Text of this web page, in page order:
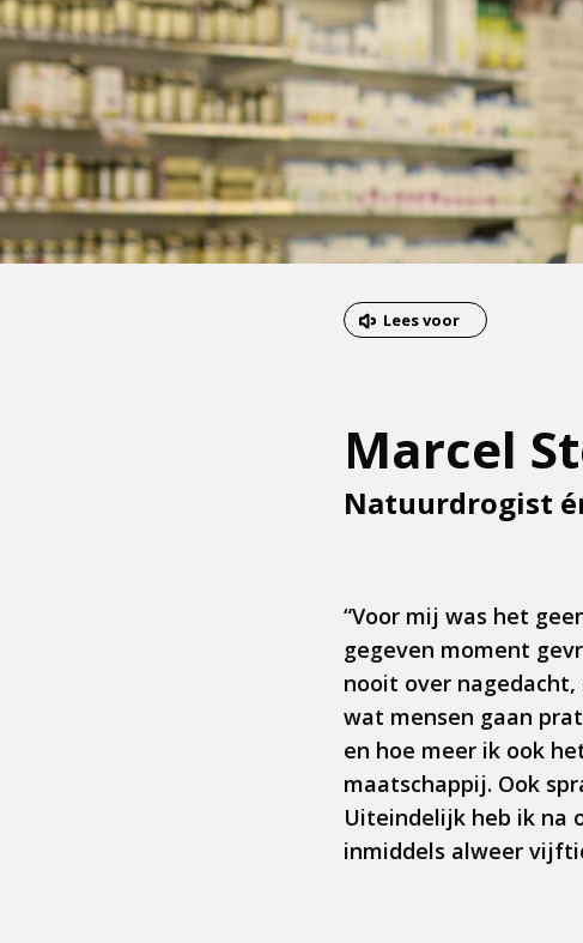
Lees voor
Marcel
Natuurdrogist
“Voor mij was het
gegeven moment
nooit over
wat mensen gaan
en hoe meer ik ook
maatschappij. Ook
Uiteindelijk heb ik na
inmiddels alweer